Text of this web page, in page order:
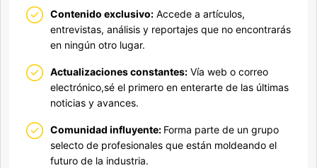
Contenido exclusivo: Accede a artículos,
entrevistas, análisis y reportajes que no encontrarás
en ningún otro lugar.
Actualizaciones constantes: Vía web o correo
electrónico,sé el primero en enterarte de las últimas
noticias y avances.
Comunidad influyente: Forma parte de un grupo
selecto de profesionales que están moldeando el
futuro de la industria.